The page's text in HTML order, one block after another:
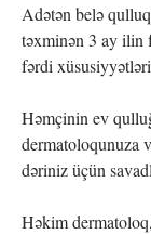
Adətən belə
təxminən 3 ay ilin
fərdi
Həmçinin ev
dermatoloqunuza
dəriniz üçün
Həkim